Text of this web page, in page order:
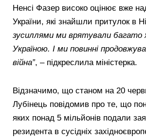
Ненсі Фазер високо оцінює вже
України, які знайшли притулок в
зусиллями ми врятували багато
Україною. І ми повинні
війна”, – підкреслила міністерка.
Відзначимо, що станом на 20
Лубінець повідомив про те, що
яких понад 5 мільйонів подали
резидента в сусідніх